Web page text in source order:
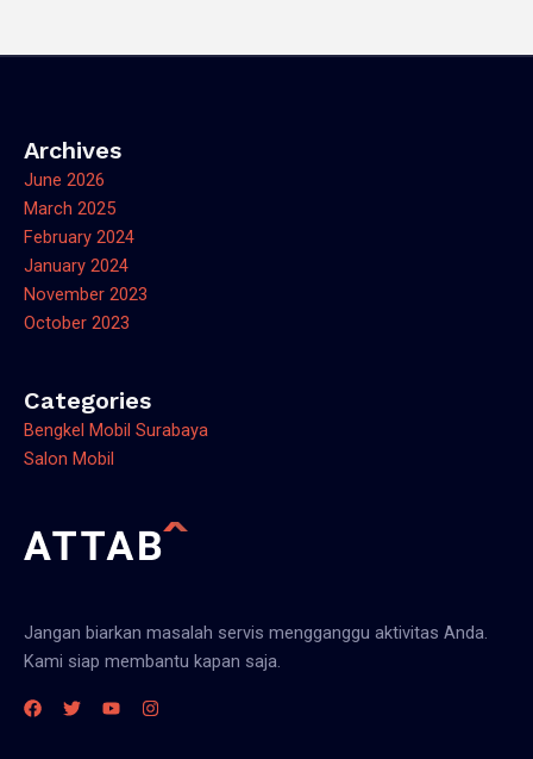
Archives
June 2026
March 2025
February 2024
January 2024
November 2023
October 2023
Categories
Bengkel Mobil Surabaya
Salon Mobil
Jangan biarkan masalah servis mengganggu aktivitas Anda.
Kami siap membantu kapan saja.